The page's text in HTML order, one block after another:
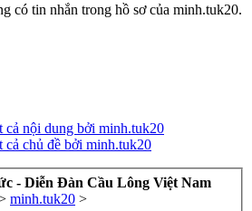
có tin nhắn trong hồ sơ của minh.tuk20.
cả nội dung bởi minh.tuk20
cả chủ đề bởi minh.tuk20
- Diễn Đàn Cầu Lông Việt Nam
minh.tuk20 >